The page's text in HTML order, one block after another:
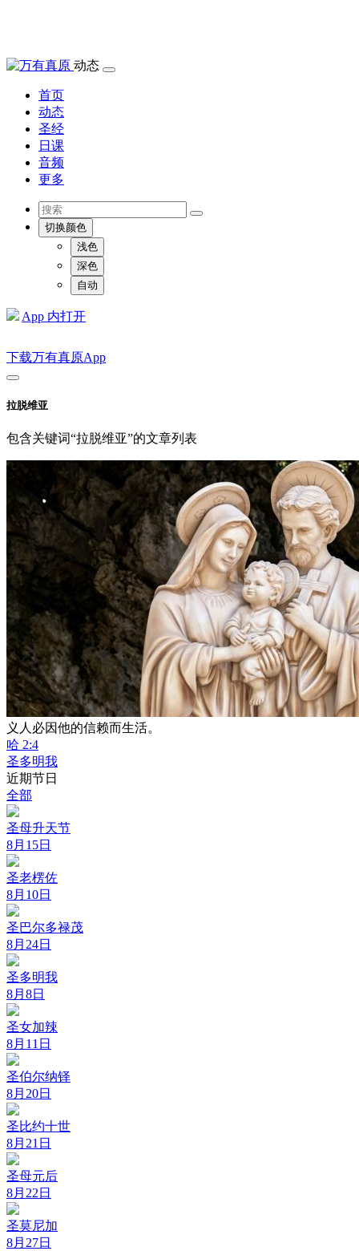
动态
首页
动态
圣经
日课
音频
更多
切换颜色
浅色
深色
自动
App 内打开
下载万有真原App
拉脱维亚
包含关键词“拉脱维亚”的文章列表
义人必因他的信赖而生活。
哈 2:4
圣多明我
近期节日
全部
圣母升天节
8月15日
圣老楞佐
8月10日
圣巴尔多禄茂
8月24日
圣多明我
8月8日
圣女加辣
8月11日
圣伯尔纳铎
8月20日
圣比约十世
8月21日
圣母元后
8月22日
圣莫尼加
8月27日